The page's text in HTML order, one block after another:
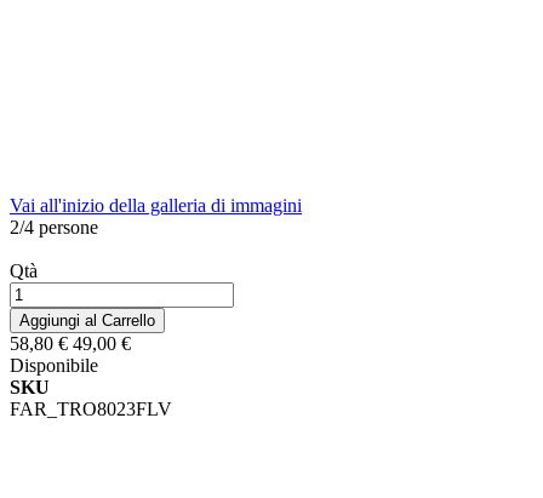
Vai all'inizio della galleria di immagini
2/4 persone
Qtà
Aggiungi al Carrello
58,80 € 49,00 €
Disponibile
SKU
FAR_TRO8023FLV